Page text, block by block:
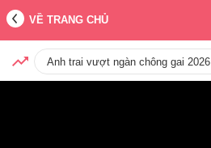
VỀ TRANG CHỦ
Anh trai vượt ngàn chông gai 2026